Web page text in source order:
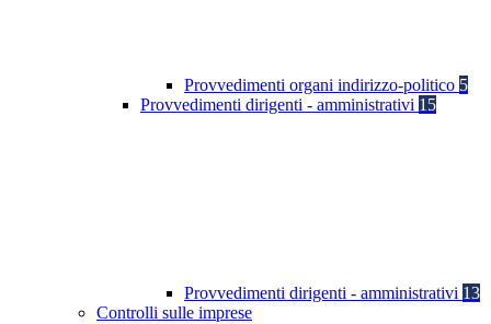
Provvedimenti organi indirizzo-politico 5
Provvedimenti dirigenti - amministrativi 15
Provvedimenti dirigenti - amministrativi 13
Controlli sulle imprese